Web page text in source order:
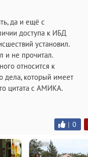
да и ещё с
доступа к ИБД
установил.
и не прочитал.
относится к
дела, который имеет
цитата с АМИКА.
| 0
i